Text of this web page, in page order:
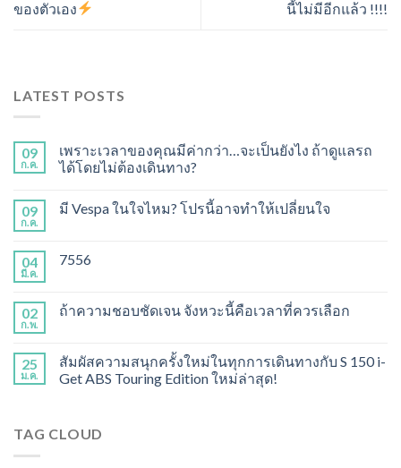
ของตัวเอง นี้ไม่มีอีกแล้ว !!!!
LATEST POSTS
09
ก.ค.
เพราะเวลาของคุณมีค่ากว่า…จะเป็นยังไง ถ้าดูแลรถ
ได้โดยไม่ต้องเดินทาง?
09
ก.ค.
มี Vespa ในใจไหม? โปรนี้อาจทำให้เปลี่ยนใจ
04
มี.ค.
7556
02
ก.พ.
ถ้าความชอบชัดเจน จังหวะนี้คือเวลาที่ควรเลือก
25
ม.ค.
สัมผัสความสนุกครั้งใหม่ในทุกการเดินทางกับ S 150 i-
Get ABS Touring Edition ใหม่ล่าสุด!
TAG CLOUD